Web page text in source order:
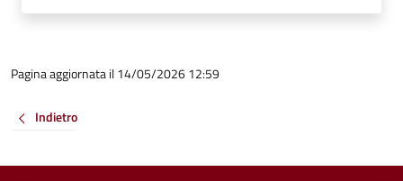
Pagina aggiornata il 14/05/2026 12:59
Indietro